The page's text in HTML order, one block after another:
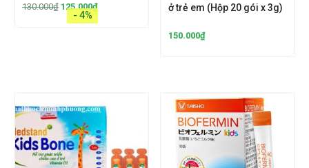
130.000₫ 125.000₫
- 4%
ở trẻ em (Hộp 20 gói x 3g)
150.000₫